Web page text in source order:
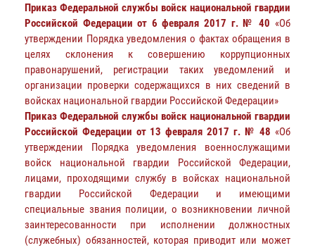
Приказ Федеральной службы войск национальной гвардии
Российской Федерации от 6 февраля 2017 г. № 40 «Об
утверждении Порядка уведомления о фактах обращения в
целях склонения к совершению коррупционных
правонарушений, регистрации таких уведомлений и
организации проверки содержащихся в них сведений в
войсках национальной гвардии Российской Федерации»
Приказ Федеральной службы войск национальной гвардии
Российской Федерации от 13 февраля 2017 г. № 48 «Об
утверждении Порядка уведомления военнослужащими
войск национальной гвардии Российской Федерации,
лицами, проходящими службу в войсках национальной
гвардии Российской Федерации и имеющими
специальные звания полиции, о возникновении личной
заинтересованности при исполнении должностных
(служебных) обязанностей, которая приводит или может